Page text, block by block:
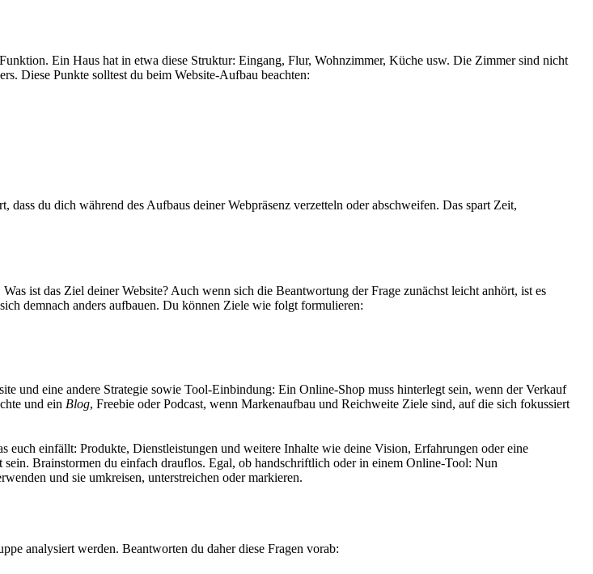
Ein Haus hat in etwa diese Struktur: Eingang, Flur, Wohnzimmer, Küche usw. Die Zimmer sind nicht
Diese Punkte solltest du beim Website-Aufbau beachten:
du dich während des Aufbaus deiner Webpräsenz verzetteln oder abschweifen. Das spart Zeit,
ist das Ziel deiner Website? Auch wenn sich die Beantwortung der Frage zunächst leicht anhört, ist es
demnach anders aufbauen. Du können Ziele wie folgt formulieren:
und eine andere Strategie sowie Tool-Einbindung: Ein Online-Shop muss hinterlegt sein, wenn der Verkauf
und ein Blog, Freebie oder Podcast, wenn Markenaufbau und Reichweite Ziele sind, auf die sich fokussiert
einfällt: Produkte, Dienstleistungen und weitere Inhalte wie deine Vision, Erfahrungen oder eine
Brainstormen du einfach drauflos. Egal, ob handschriftlich oder in einem Online-Tool: Nun
und sie umkreisen, unterstreichen oder markieren.
analysiert werden. Beantworten du daher diese Fragen vorab: